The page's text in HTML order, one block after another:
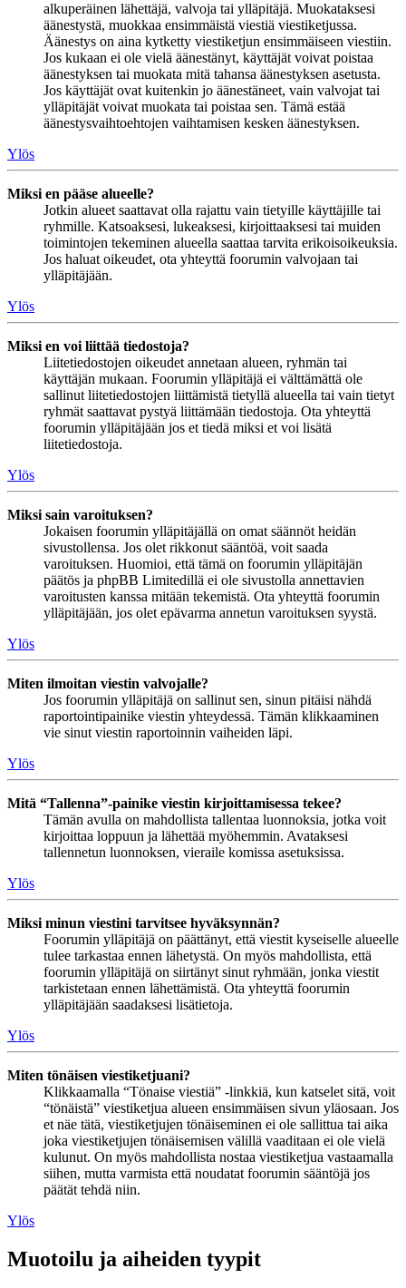
alkuperäinen lähettäjä, valvoja tai ylläpitäjä. Muokataksesi
äänestystä, muokkaa ensimmäistä viestiä viestiketjussa.
Äänestys on aina kytketty viestiketjun ensimmäiseen viestiin.
Jos kukaan ei ole vielä äänestänyt, käyttäjät voivat poistaa
äänestyksen tai muokata mitä tahansa äänestyksen asetusta.
Jos käyttäjät ovat kuitenkin jo äänestäneet, vain valvojat tai
ylläpitäjät voivat muokata tai poistaa sen. Tämä estää
äänestysvaihtoehtojen vaihtamisen kesken äänestyksen.
Ylös
Miksi en pääse alueelle?
Jotkin alueet saattavat olla rajattu vain tietyille käyttäjille tai
ryhmille. Katsoaksesi, lukeaksesi, kirjoittaaksesi tai muiden
toimintojen tekeminen alueella saattaa tarvita erikoisoikeuksia.
Jos haluat oikeudet, ota yhteyttä foorumin valvojaan tai
ylläpitäjään.
Ylös
Miksi en voi liittää tiedostoja?
Liitetiedostojen oikeudet annetaan alueen, ryhmän tai
käyttäjän mukaan. Foorumin ylläpitäjä ei välttämättä ole
sallinut liitetiedostojen liittämistä tietyllä alueella tai vain tietyt
ryhmät saattavat pystyä liittämään tiedostoja. Ota yhteyttä
foorumin ylläpitäjään jos et tiedä miksi et voi lisätä
liitetiedostoja.
Ylös
Miksi sain varoituksen?
Jokaisen foorumin ylläpitäjällä on omat säännöt heidän
sivustollensa. Jos olet rikkonut sääntöä, voit saada
varoituksen. Huomioi, että tämä on foorumin ylläpitäjän
päätös ja phpBB Limitedillä ei ole sivustolla annettavien
varoitusten kanssa mitään tekemistä. Ota yhteyttä foorumin
ylläpitäjään, jos olet epävarma annetun varoituksen syystä.
Ylös
Miten ilmoitan viestin valvojalle?
Jos foorumin ylläpitäjä on sallinut sen, sinun pitäisi nähdä
raportointipainike viestin yhteydessä. Tämän klikkaaminen
vie sinut viestin raportoinnin vaiheiden läpi.
Ylös
Mitä “Tallenna”-painike viestin kirjoittamisessa tekee?
Tämän avulla on mahdollista tallentaa luonnoksia, jotka voit
kirjoittaa loppuun ja lähettää myöhemmin. Avataksesi
tallennetun luonnoksen, vieraile komissa asetuksissa.
Ylös
Miksi minun viestini tarvitsee hyväksynnän?
Foorumin ylläpitäjä on päättänyt, että viestit kyseiselle alueelle
tulee tarkastaa ennen lähetystä. On myös mahdollista, että
foorumin ylläpitäjä on siirtänyt sinut ryhmään, jonka viestit
tarkistetaan ennen lähettämistä. Ota yhteyttä foorumin
ylläpitäjään saadaksesi lisätietoja.
Ylös
Miten tönäisen viestiketjuani?
Klikkaamalla “Tönaise viestiä” -linkkiä, kun katselet sitä, voit
“tönäistä” viestiketjua alueen ensimmäisen sivun yläosaan. Jos
et näe tätä, viestiketjujen tönäiseminen ei ole sallittua tai aika
joka viestiketjujen tönäisemisen välillä vaaditaan ei ole vielä
kulunut. On myös mahdollista nostaa viestiketjua vastaamalla
siihen, mutta varmista että noudatat foorumin sääntöjä jos
päätät tehdä niin.
Ylös
Muotoilu ja aiheiden tyypit